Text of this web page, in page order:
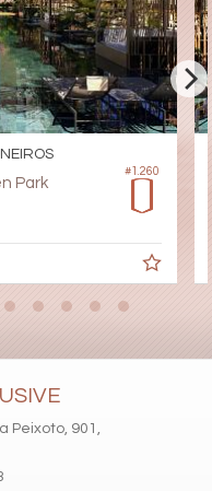
#1.260
Park
Peixoto, 901,